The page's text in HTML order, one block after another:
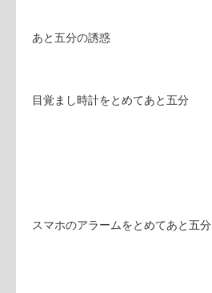
あと五分の誘惑
目覚まし時計をとめてあと五分
スマホのアラームをとめてあと五分